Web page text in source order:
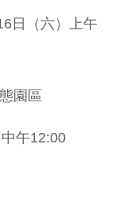
日（六）上午
園區
午12:00